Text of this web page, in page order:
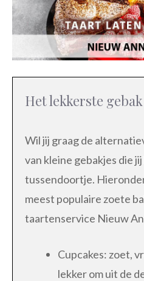
Het lekkerste
Wil jij graag de
van kleine gebakjes die
tussendoortje.
meest populaire zoete
taartenservice Nieuw
Cupcakes: zoet,
lekker om uit de